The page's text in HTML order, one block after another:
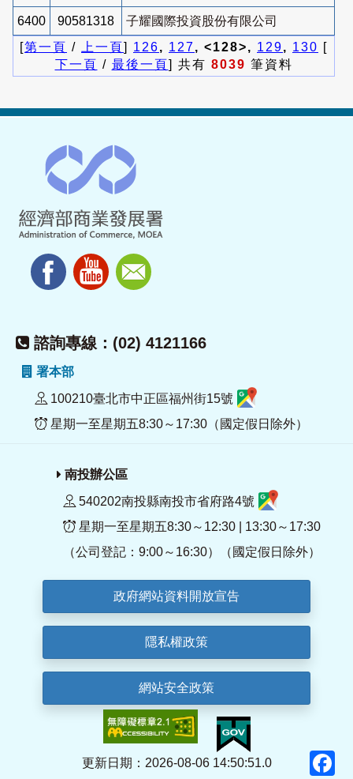
6400 90581318
子耀國際投資股份有限公司
[第一頁 / 上一頁] 126, 127, <128>, 129, 130 [
下一頁 / 最後一頁] 共有 8039 筆資料
諮詢專線：(02) 4121166
署本部
100210臺北市中正區福州街15號
星期一至星期五8:30～17:30（國定假日除外）
南投辦公區
540202南投縣南投市省府路4號
星期一至星期五8:30～12:30 | 13:30～17:30
（公司登記：9:00～16:30）（國定假日除外）
政府網站資料開放宣告
隱私權政策
網站安全政策
更新日期：2026-08-06 14:50:51.0